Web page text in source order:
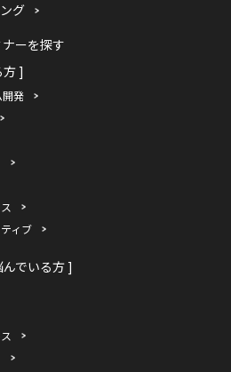
グ
ーを探す
]
開発
ィブ
でいる方 ]